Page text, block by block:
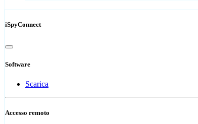
iSpyConnect
Software
Scarica
Accesso remoto